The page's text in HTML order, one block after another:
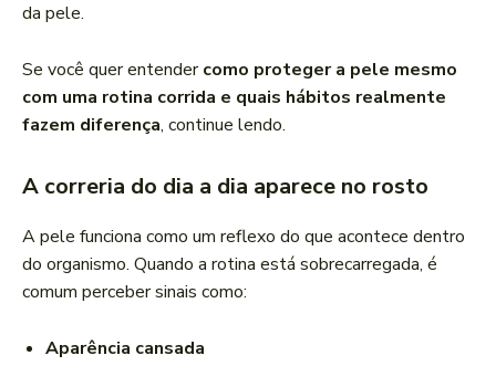
da pele.
Se você quer entendercomo proteger a pele mesmo
com uma rotina corrida e quais hábitos realmente
fazem diferença, continue lendo.
A correria do dia a dia aparece no rosto
A pele funciona como um reflexo do que acontece dentro
do organismo. Quando a rotina está sobrecarregada, é
comum perceber sinais como:
Aparência cansada